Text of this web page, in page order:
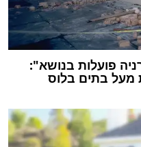
פועלות בנושא":
בתים בלוס